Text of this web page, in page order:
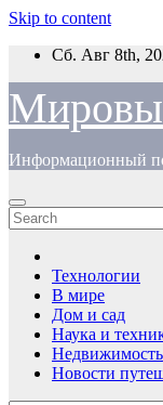
Skip to content
Сб. Авг 8th,
Информационный
Технологии
В мире
Дом и сад
Наука и
Недвижимость
Новости